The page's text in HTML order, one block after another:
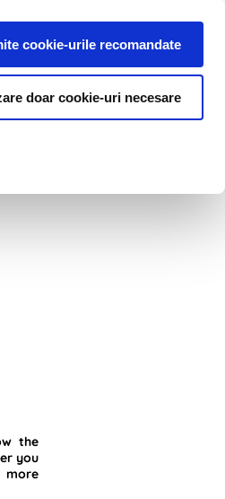
cookie-urile recomandate
doar cookie-uri necesare
the
you
more